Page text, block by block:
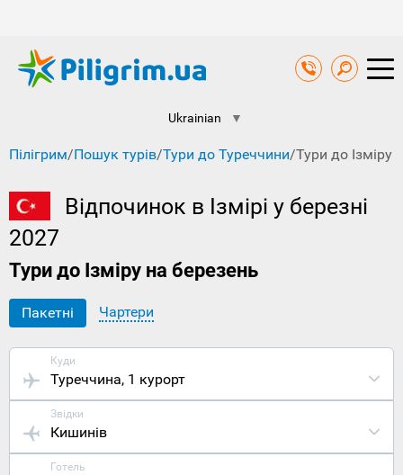
Ukrainian ▼
Пілігрим/Пошук турів/Тури до Туреччини/Тури до Ізміру
Відпочинок в Ізмірі у березні
2027
Тури до Ізміру на березень
Пакетні Чартери
Куди
Туреччина, 1 курорт
Звідки
Кишинів
Готель